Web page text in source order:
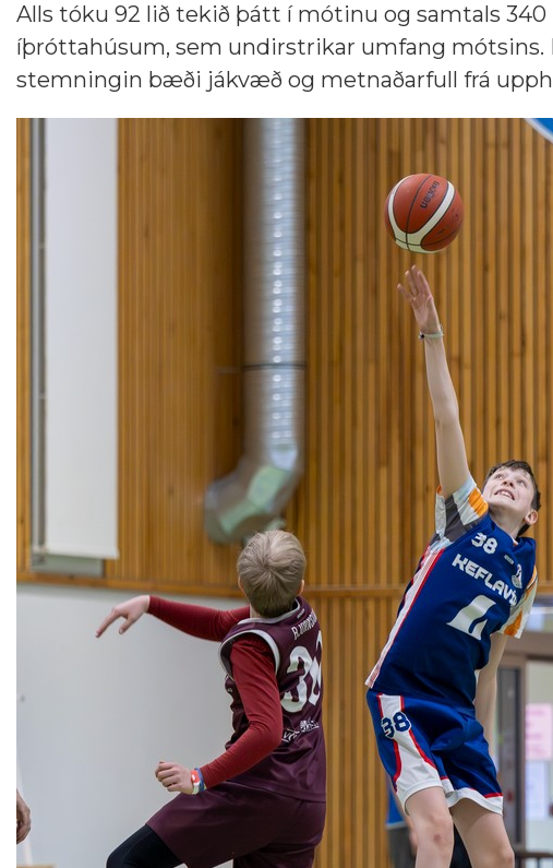
Alls tóku 92 lið tekið þátt í mótinu og samtals
íþróttahúsum, sem undirstrikar umfang mótsins.
stemningin bæði jákvæð og metnaðarfull frá